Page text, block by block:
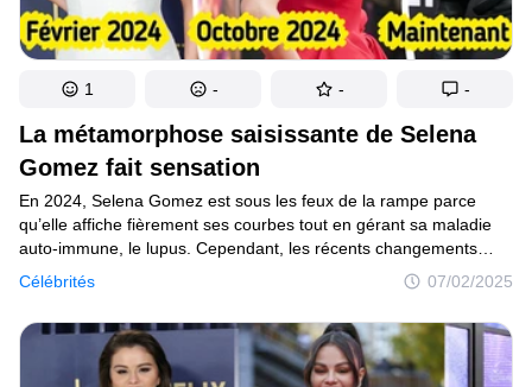
La métamorphose saisissante de Selena
Gomez fait sensation
Célébrités 07/02/2025
En 2024, Selena Gomez est sous les feux de la rampe parce
qu’elle affiche fièrement ses courbes tout en gérant sa maladie
auto-immune, le lupus. Cependant, les récents changements
apportés à son apparence ont fait sensation. Lors de ses
dernières apparitions sur le tapis rouge, la jeune femme
de 32 ans a surpris tout le monde en affichant une silhouette
visiblement plus mince, ce qui a rapidement conduit les fans
à spéculer sur une possible utilisation d’Ozempic.
1 - - -